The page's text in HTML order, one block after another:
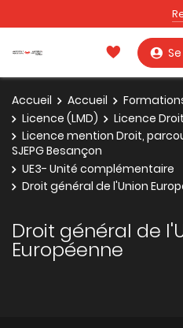
Accueil Accueil
Licence (LMD)
Licence Droit
Licence mention Droit,
SJEPG Besançon
UE3- Unité complémentaire
Droit général de l'Union
Droit général de
Européenne